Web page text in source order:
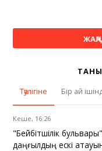
Тәулігіне
Бір ай
Кеше, 16:26
"Бейбітшілік
даңғылдың ескі